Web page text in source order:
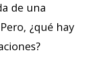
de una
¿qué hay